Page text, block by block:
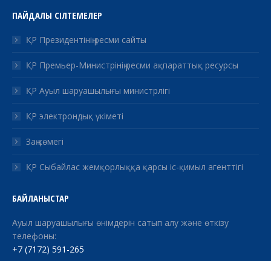
ПАЙДАЛЫ СІЛТЕМЕЛЕР
ҚР Президентінің ресми сайты
ҚР Премьер-Министрінің ресми ақпараттық ресурсы
ҚР Ауыл шаруашылығы министрлігі
ҚР электрондық үкіметі
Заң көмегі
ҚР Сыбайлас жемқорлыққа қарсы іс-қимыл агенттігі
БАЙЛАНЫСТАР
Ауыл шаруашылығы өнімдерін сатып алу және өткізу
телефоны:
+7 (7172) 591-265